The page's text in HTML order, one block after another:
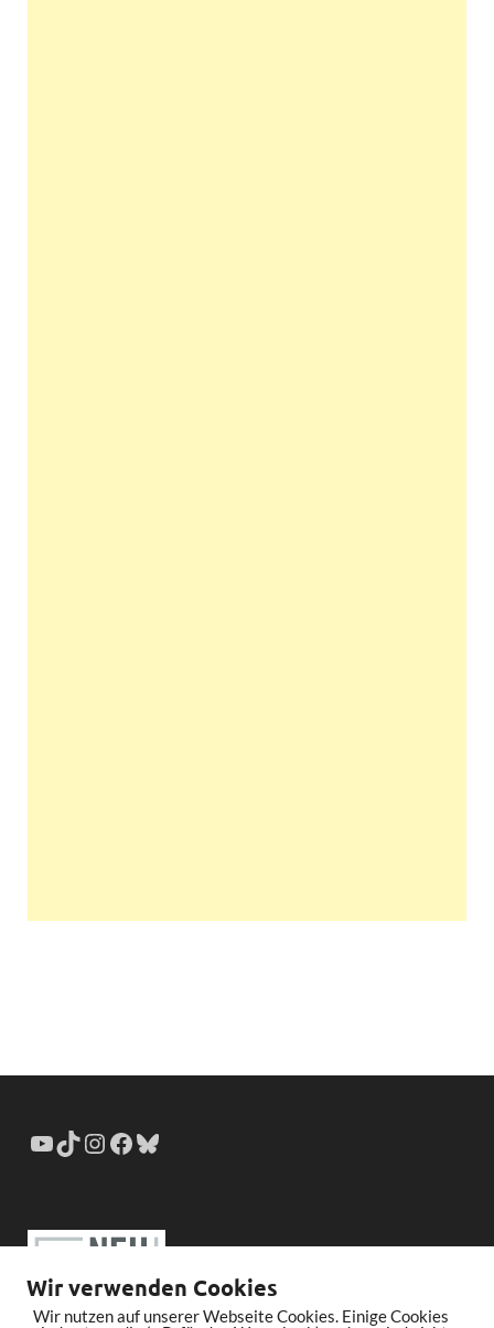
Wir verwenden Cookies
Wir nutzen auf unserer Webseite Cookies. Einige Cookies